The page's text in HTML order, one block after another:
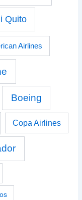
Quito
Airlines
Boeing
Copa Airlines